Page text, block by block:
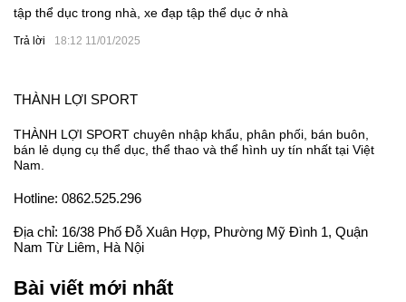
tập thể dục trong nhà, xe đạp tập thể dục ở nhà
Trả lời 18:12 11/01/2025
THÀNH LỢI SPORT
THÀNH LỢI SPORT chuyên nhập khẩu, phân phối, bán buôn,
bán lẻ dụng cụ thể dục, thể thao và thể hình uy tín nhất tại Việt
Nam.
Hotline: 0862.525.296
Địa chỉ: 16/38 Phố Đỗ Xuân Hợp, Phường Mỹ Đình 1, Quận
Nam Từ Liêm, Hà Nội
Bài viết mới nhất